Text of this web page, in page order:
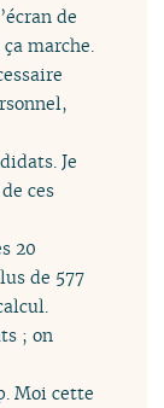
de
marche.
Je
ces
20
de 577
; on
Moi cette